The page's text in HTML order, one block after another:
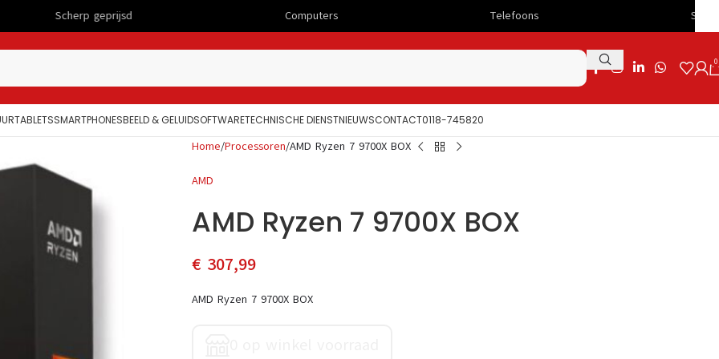
0
TABLETSSMARTPHONESBEELD & GELUIDSOFTWARETECHNISCHE DIENSTNIEUWSCONTACT0118-745820
Home Processoren AMD Ryzen 7 9700X BOX
AMD
AMD Ryzen 7 9700X BOX
€ 307,99
AMD Ryzen 7 9700X BOX
geprijsd Snelle levering